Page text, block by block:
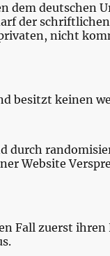
dem deutschen
der
nicht
besitzt keinen
durch
Website
Fall zuerst